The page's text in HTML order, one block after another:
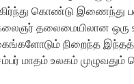
கொண்டு இணைந்து
தலைமையிலான ஒரு
நிறைந்த
மாதம் உலகம் முழுவதும்